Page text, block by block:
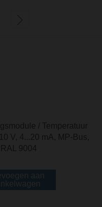
/ Temperatuur
V, 4...20 mA, MP-Bus,
9004